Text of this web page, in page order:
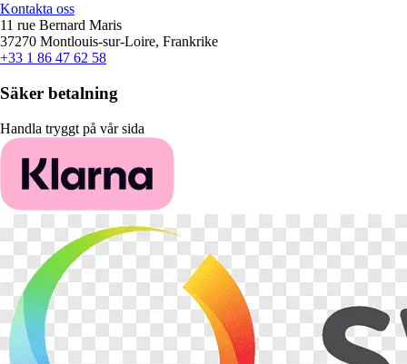
Kontakta oss
11 rue Bernard Maris
37270 Montlouis-sur-Loire, Frankrike
+33 1 86 47 62 58
Säker betalning
Handla tryggt på vår sida